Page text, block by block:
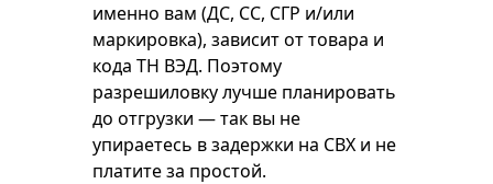
именно вам (ДС, СС, СГР и/или
маркировка), зависит от товара и
кода ТН ВЭД. Поэтому
разрешиловку лучше планировать
до отгрузки — так вы не
упираетесь в задержки на СВХ и не
платите за простой.